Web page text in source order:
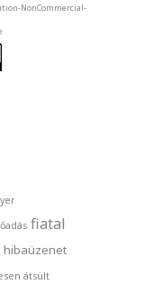
NonCommercial-
fiatal
hibaüzenet
átsült